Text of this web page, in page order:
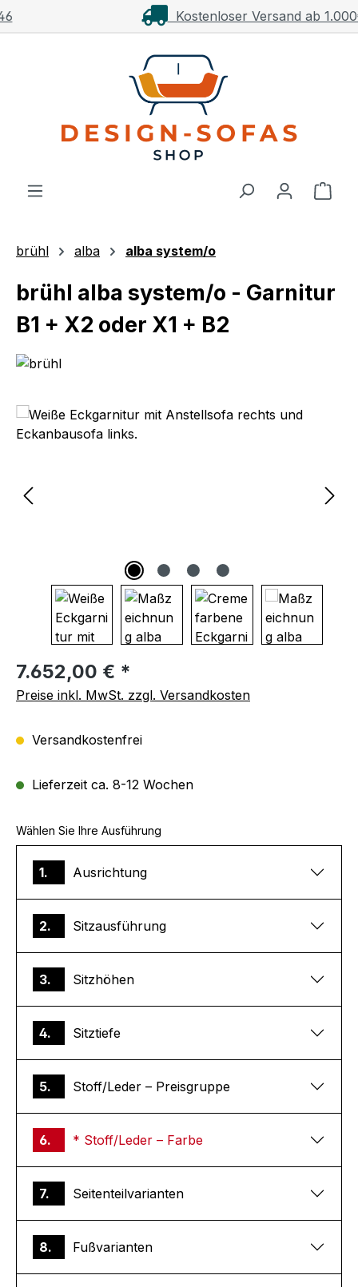
Zum Hauptinhalt springenKostenloser Versand ab 1.000€**
brühl alba alba system/o
brühl alba system/o - Garnitur
B1 + X2 oder X1 + B2
Bildergalerie überspringen
Regulärer Preis:
7.652,00 € *
Preise inkl. MwSt. zzgl. Versandkosten
Versandkostenfrei
Lieferzeit ca. 8-12 Wochen
Wählen Sie Ihre Ausführung
1. Ausrichtung
2. Sitzausführung
3. Sitzhöhen
4. Sitztiefe
5. Stoff/Leder – Preisgruppe
6. * Stoff/Leder – Farbe
7. Seitenteilvarianten
8. Fußvarianten